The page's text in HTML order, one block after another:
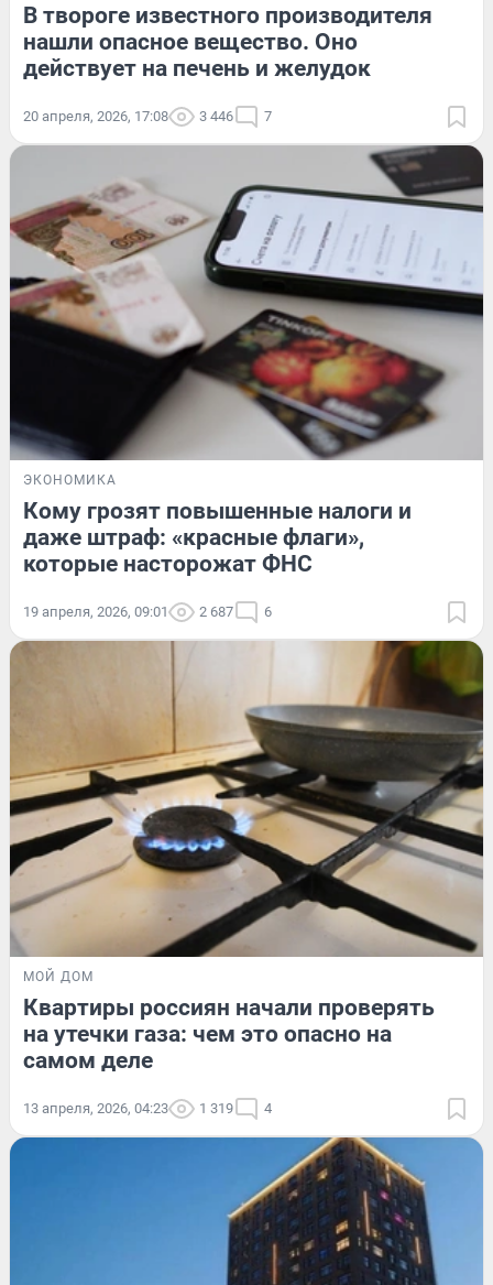
В твороге известного производителя
нашли опасное вещество. Оно
действует на печень и желудок
20 апреля, 2026, 17:08 3 446 7
ЭКОНОМИКА
Кому грозят повышенные налоги и
даже штраф: «красные флаги»,
которые насторожат ФНС
19 апреля, 2026, 09:01 2 687 6
МОЙ ДОМ
Квартиры россиян начали проверять
на утечки газа: чем это опасно на
самом деле
13 апреля, 2026, 04:23 1 319 4